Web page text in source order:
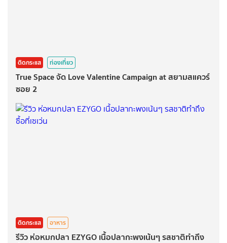
ติดกระแส ท่องเที่ยว
True Space จัด Love Valentine Campaign at สยามสแควร์
ซอย 2
ติดกระแส อาหาร
รีวิว ห่อหมกปลา EZYGO เนื้อปลากะพงเน้นๆ รสชาติทำถึง